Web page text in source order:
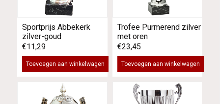
Sportprijs Abbekerk
zilver-goud
€11,29
Toevoegen aan winkelwagen
Trofee Purmerend zilver
met oren
€23,45
Toevoegen aan winkelwagen